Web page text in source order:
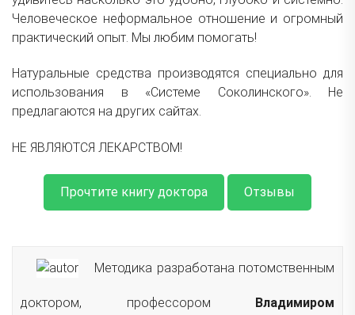
Человеческое неформальное отношение и огромный
практический опыт. Мы любим помогать!
Натуральные средства производятся специально для
использования в «Системе Соколинского». Не
предлагаются на других сайтах.
НЕ ЯВЛЯЮТСЯ ЛЕКАРСТВОМ!
Прочтите книгу доктора Отзывы
Методика разработана потомственным
доктором, профессором Владимиром